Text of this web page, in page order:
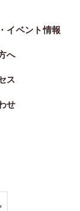
イベント情報
へ
ス
せ